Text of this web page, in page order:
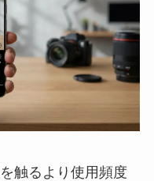
触るより使用頻度